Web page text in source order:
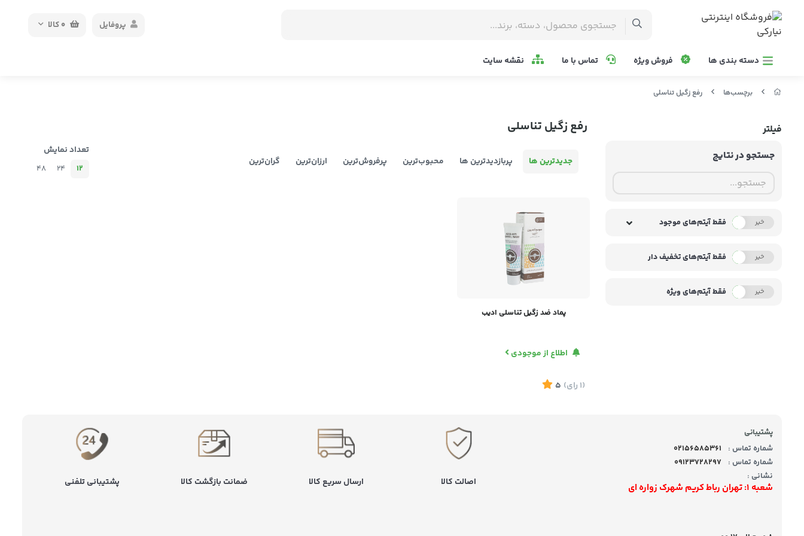
0کالا پروفایل
دسته بندی ها فروش ویژه تماس با ما نقشه سایت
برچسب‌ها رفع زگیل تناسلی
فیلتر
جستجو در نتایج
بله خیر فقط آیتم‌های موجود
بله خیر فقط آیتم‌های تخفیف دار
بله خیر فقط آیتم‌های ویژه
رفع زگیل تناسلی
جدیدترین ها پربازدیدترین ها محبوب‌‌ترین پرفروش‌ترین ارزان‌ترین گران‌ترین
تعداد نمایش
12
24
48
پماد ضد زگیل تناسلی ادیب
اطلاع از موجودی
(1 رای)
5
پشتیبانی
شماره تماس :
02156585361
شماره تماس :
09123728297
نشانی :
شعبه 1: تهران رباط کریم شهرک زواره ای اصالت کالا ارسال سریع کالا ضمانت بازگشت کالا پشتیبانی تلفنی